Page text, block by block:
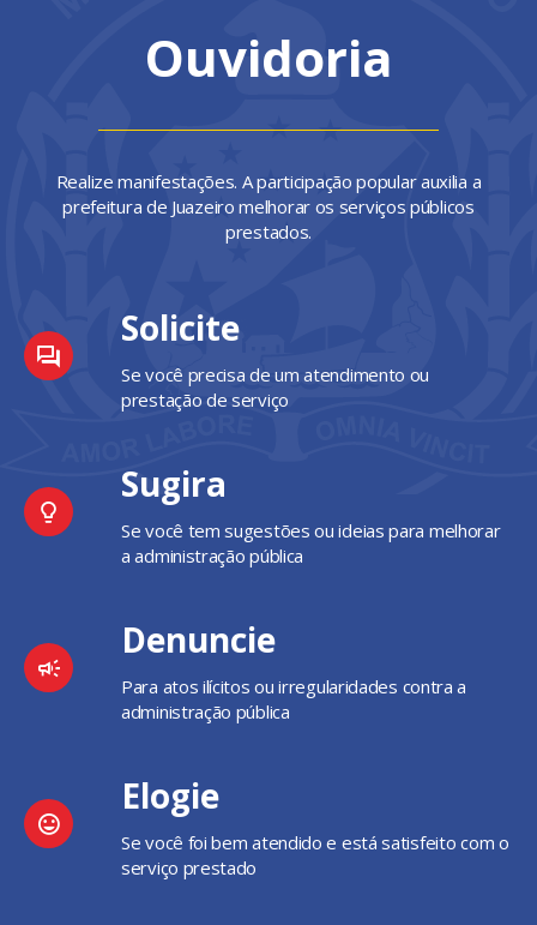
Ouvidoria
Realize manifestações. A participação popular auxilia a
prefeitura de Juazeiro melhorar os serviços públicos
prestados.
Solicite
Se você precisa de um atendimento ou
prestação de serviço
Sugira
Se você tem sugestões ou ideias para melhorar
a administração pública
Denuncie
Para atos ilícitos ou irregularidades contra a
administração pública
Elogie
Se você foi bem atendido e está satisfeito com o
serviço prestado